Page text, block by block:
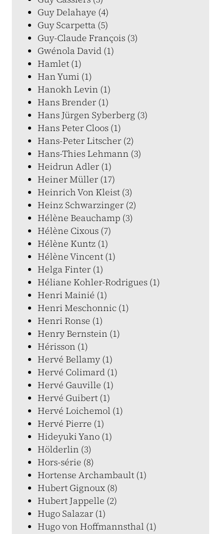
Guy Delahaye (4)
Guy Scarpetta (5)
Guy-Claude François (3)
Gwénola David (1)
Hamlet (1)
Han Yumi (1)
Hanokh Levin (1)
Hans Brender (1)
Hans Jürgen Syberberg (3)
Hans Peter Cloos (1)
Hans-Peter Litscher (2)
Hans-Thies Lehmann (3)
Heidrun Adler (1)
Heiner Müller (17)
Heinrich Von Kleist (3)
Heinz Schwarzinger (2)
Hélène Beauchamp (3)
Hélène Cixous (7)
Hélène Kuntz (1)
Hélène Vincent (1)
Helga Finter (1)
Héliane Kohler-Rodrigues (1)
Henri Mainié (1)
Henri Meschonnic (1)
Henri Ronse (1)
Henry Bernstein (1)
Hérisson (1)
Hervé Bellamy (1)
Hervé Colimard (1)
Hervé Gauville (1)
Hervé Guibert (1)
Hervé Loichemol (1)
Hervé Pierre (1)
Hideyuki Yano (1)
Hölderlin (3)
Hors-série (8)
Hortense Archambault (1)
Hubert Gignoux (8)
Hubert Jappelle (2)
Hugo Salazar (1)
Hugo von Hoffmannsthal (1)